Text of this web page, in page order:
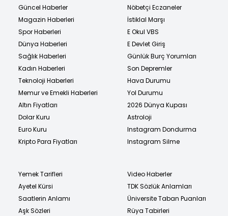
Güncel Haberler
Magazin Haberleri
Spor Haberleri
Dünya Haberleri
Sağlık Haberleri
Kadın Haberleri
Teknoloji Haberleri
Memur ve Emekli Haberleri
Altın Fiyatları
Dolar Kuru
Euro Kuru
Kripto Para Fiyatları
Nöbetçi Eczaneler
İstiklal Marşı
E Okul VBS
E Devlet Giriş
Günlük Burç Yorumları
Son Depremler
Hava Durumu
Yol Durumu
2026 Dünya Kupası
Astroloji
Instagram Dondurma
Instagram Silme
Yemek Tarifleri
Ayetel Kürsi
Saatlerin Anlamı
Aşk Sözleri
Video Haberler
TDK Sözlük Anlamları
Üniversite Taban Puanları
Rüya Tabirleri